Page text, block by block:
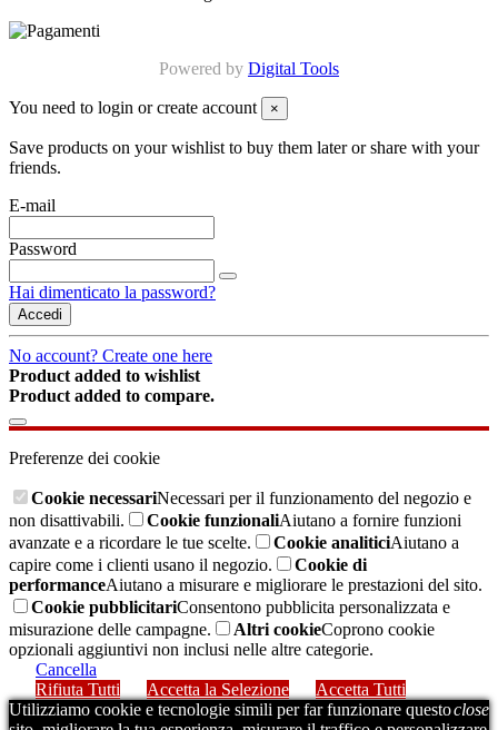
Powered by Digital Tools
You need to login or create account ×
Save products on your wishlist to buy them later or share with your
friends.
E-mail
Password
Hai dimenticato la password?
Accedi
No account? Create one here
Product added to wishlist
Product added to compare.
Preferenze dei cookie
Cookie necessariNecessari per il funzionamento del negozio e
non disattivabili.
Cookie funzionaliAiutano a fornire funzioni
avanzate e a ricordare le tue scelte.
Cookie analiticiAiutano a
capire come i clienti usano il negozio.
Cookie di
performanceAiutano a misurare e migliorare le prestazioni del sito.
Cookie pubblicitariConsentono pubblicita personalizzata e
misurazione delle campagne.
Altri cookieCoprono cookie
opzionali aggiuntivi non inclusi nelle altre categorie.
Cancella
Rifiuta Tutti
Accetta la Selezione
Accetta Tutti
close
Utilizziamo cookie e tecnologie simili per far funzionare questo